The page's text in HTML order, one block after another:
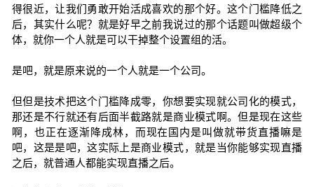
得很近，让我们勇敢开始活成喜欢的那个好。这个门槛降低之
后，其实什么呢？就是好早之前我说过的那个话题叫做超级个
体，就你一个人就是可以干掉整个设置组的活。
是吧，就是原来说的一个人就是一个公司。
但但是技术把这个门槛降成零，你想要实现就公司化的模式，
那还是不行就还有后面半截路就是商业模式啊。但是现在这些
啊，也正在逐渐降成林，而现在国内是叫做就带货直播嘛是
吧，这是是吧，这实际上是商业模式，就是当你能够实现直播
之后，就普通人都能实现直播之后。